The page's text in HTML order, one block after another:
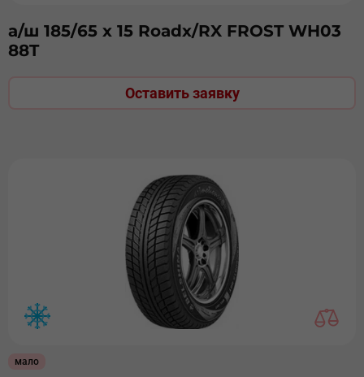
а/ш 185/65 х 15 Roadx/RX FROST WH03
88T
Оставить заявку
мало